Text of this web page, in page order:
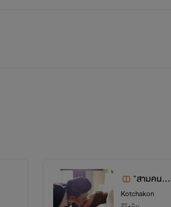
"สามคน...
Kotchakon